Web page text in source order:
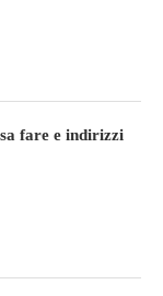
fare e indirizzi